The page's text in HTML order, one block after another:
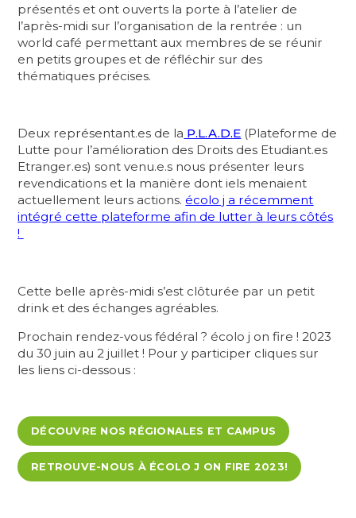
présentés et ont ouverts la porte à l’atelier de
l’après-midi sur l’organisation de la rentrée : un
world café permettant aux membres de se réunir
en petits groupes et de réfléchir sur des
thématiques précises.
Deux représentant.es de la P.L.A.D.E (Plateforme de
Lutte pour l’amélioration des Droits des Etudiant.es
Etranger.es) sont venu.e.s nous présenter leurs
revendications et la manière dont iels menaient
actuellement leurs actions. écolo j a récemment
intégré cette plateforme afin de lutter à leurs côtés
!
Cette belle après-midi s’est clôturée par un petit
drink et des échanges agréables.
Prochain rendez-vous fédéral ? écolo j on fire ! 2023
du 30 juin au 2 juillet ! Pour y participer cliques sur
les liens ci-dessous :
DÉCOUVRE NOS RÉGIONALES ET CAMPUS
RETROUVE-NOUS À ÉCOLO J ON FIRE 2023!